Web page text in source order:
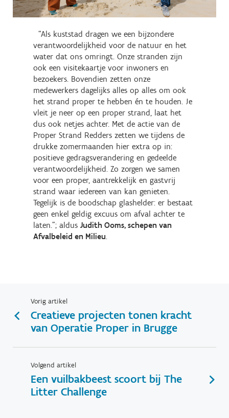
“Als kuststad dragen we een bijzondere
verantwoordelijkheid voor de natuur en het
water dat ons omringt. Onze stranden zijn
ook een visitekaartje voor inwoners en
bezoekers. Bovendien zetten onze
medewerkers dagelijks alles op alles om ook
het strand proper te hebben én te houden. Je
vleit je neer op een proper strand, laat het
dus ook netjes achter. Met de actie van de
Proper Strand Redders zetten we tijdens de
drukke zomermaanden hier extra op in:
positieve gedragsverandering en gedeelde
verantwoordelijkheid. Zo zorgen we samen
voor een proper, aantrekkelijk en gastvrij
strand waar iedereen van kan genieten.
Tegelijk is de boodschap glashelder: er bestaat
geen enkel geldig excuus om afval achter te
laten.”; aldus Judith Ooms, schepen van
Afvalbeleid en Milieu.
Vorig artikel
Creatieve projecten tonen kracht
van Operatie Proper in Brugge
Volgend artikel
Een vuilbakbeest scoort bij The
Litter Challenge